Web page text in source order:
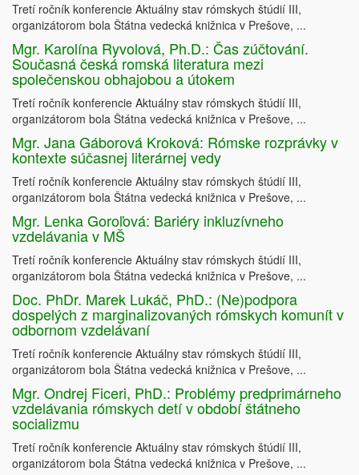
Tretí ročník konferencie Aktuálny stav rómskych štúdií III,
organizátorom bola Štátna vedecká knižnica v Prešove, ...
Mgr. Karolína Ryvolová, Ph.D.: Čas zúčtování.
Současná česká romská literatura mezi
společenskou obhajobou a útokem
Tretí ročník konferencie Aktuálny stav rómskych štúdií III,
organizátorom bola Štátna vedecká knižnica v Prešove, ...
Mgr. Jana Gáborová Kroková: Rómske rozprávky v
kontexte súčasnej literárnej vedy
Tretí ročník konferencie Aktuálny stav rómskych štúdií III,
organizátorom bola Štátna vedecká knižnica v Prešove, ...
Mgr. Lenka Goroľová: Bariéry inkluzívneho
vzdelávania v MŠ
Tretí ročník konferencie Aktuálny stav rómskych štúdií III,
organizátorom bola Štátna vedecká knižnica v Prešove, ...
Doc. PhDr. Marek Lukáč, PhD.: (Ne)podpora
dospelých z marginalizovaných rómskych komunít v
odbornom vzdelávaní
Tretí ročník konferencie Aktuálny stav rómskych štúdií III,
organizátorom bola Štátna vedecká knižnica v Prešove, ...
Mgr. Ondrej Ficeri, PhD.: Problémy predprimárneho
vzdelávania rómskych detí v období štátneho
socializmu
Tretí ročník konferencie Aktuálny stav rómskych štúdií III,
organizátorom bola Štátna vedecká knižnica v Prešove, ...